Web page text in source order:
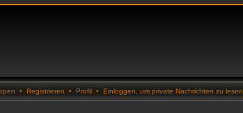
• Registrieren • Profil • Einloggen, um private Nachrichten zu lesen